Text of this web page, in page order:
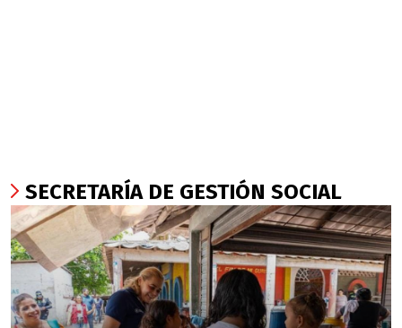
SECRETARÍA DE GESTIÓN SOCIAL